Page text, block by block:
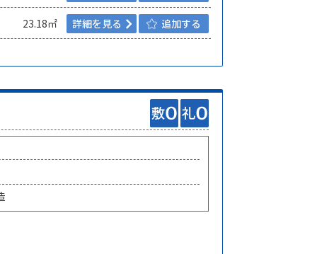
23.18㎡ 詳細を見る 追加する